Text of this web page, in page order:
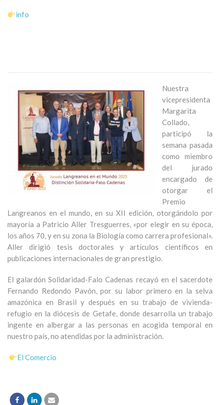
info
Nuestra
vicepresidenta
Margarita
Collado,
participó la
semana pasada
como miembro
del jurado
encargado de
otorgar el
Premio
Langreanos en el mundo, en su XII edición, otorgándolo por
mayoría a Patricio Aller Tresguerres, «por elegir en su época,
los años 70, y en su zona la Biología como carrera profesional».
Aller dirigió tesis doctorales y artículos científicos en
publicaciones internacionales de gran prestigio.
El galardón Solidaridad-Falo Cadenas recayó en el sacerdote
Fernando Redondo Pavón, por su labor primero en la selva
amazónica en Brasil y después en su trabajo de vivienda-
refugio en la diócesis de Getafe, donde desarrolla un trabajo
ingente en albergar a las personas en acogida temporal en
nuestro país, no atendidas por la administración.
El Comercio